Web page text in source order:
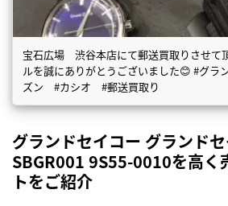
宝石広場 渋谷本店にて郵送買取りさせて
ルを誠にありがとうございました😊 #グ
ズン #カシオ #郵送買取り
グランドセイコー グランド
SBGR001 9S55-0010を高く
トをご紹介